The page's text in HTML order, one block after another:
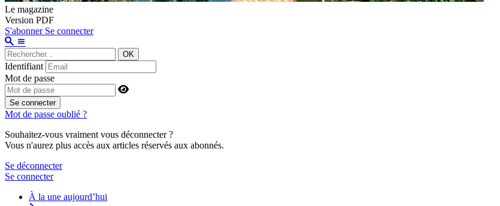
Le magazine
Version PDF
S'abonner Se connecter
OK
Identifiant
Mot de passe
Se connecter
Mot de passe oublié ?
Souhaitez-vous vraiment vous déconnecter ?
Vous n'aurez plus accès aux articles réservés aux abonnés.
Se déconnecter
Se connecter
À la une aujourd’hui